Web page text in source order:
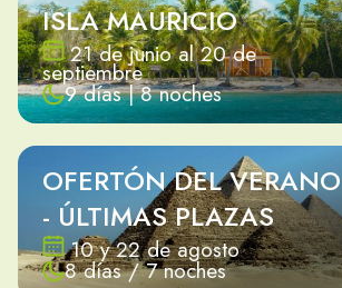
ISLA MAURICIO
21 de junio al 20 de
septiembre
9 días | 8 noches
OFERTÓN DEL VERANO
- ÚLTIMAS PLAZAS
10 y 22 de agosto
8 días / 7 noches